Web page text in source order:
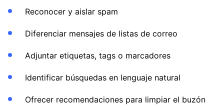
Reconocer y aislar spam
Diferenciar mensajes de listas de correo
Adjuntar etiquetas, tags o marcadores
Identificar búsquedas en lenguaje natural
Ofrecer recomendaciones para limpiar el buzón